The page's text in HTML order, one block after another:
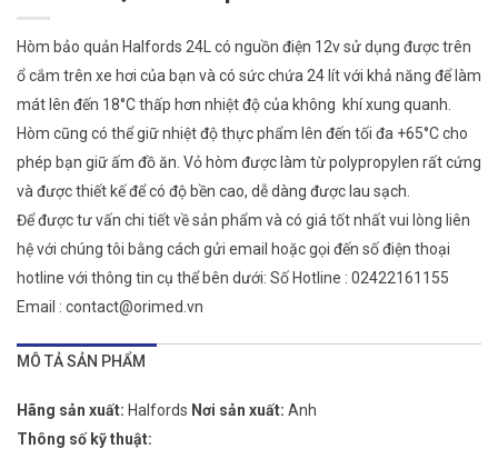
Hòm bảo quản Halfords 24L có nguồn điện 12v sử dụng được trên
ổ cắm trên xe hơi của bạn và có sức chứa 24 lít với khả năng để làm
mát lên đến 18°C thấp hơn nhiệt độ của không khí xung quanh.
Hòm cũng có thể giữ nhiệt độ thực phẩm lên đến tối đa +65°C cho
phép bạn giữ ấm đồ ăn. Vỏ hòm được làm từ polypropylen rất cứng
và được thiết kế để có độ bền cao, dễ dàng được lau sạch.
Để được tư vấn chi tiết về sản phẩm và có giá tốt nhất vui lòng liên
hệ với chúng tôi bằng cách gửi email hoặc gọi đến số điện thoại
hotline với thông tin cụ thể bên dưới: Số Hotline : 02422161155
Email : contact@orimed.vn
MÔ TẢ SẢN PHẨM
Hãng sản xuất: Halfords Nơi sản xuất: Anh
Thông số kỹ thuật: